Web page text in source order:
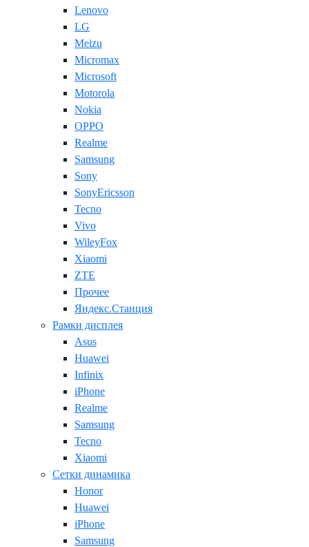
Lenovo
LG
Meizu
Micromax
Microsoft
Motorola
Nokia
OPPO
Realme
Samsung
Sony
SonyEricsson
Tecno
Vivo
WileyFox
Xiaomi
ZTE
Прочее
Яндекс.Станция
Рамки дисплея
Asus
Huawei
Infinix
iPhone
Realme
Samsung
Tecno
Xiaomi
Сетки динамика
Honor
Huawei
iPhone
Samsung